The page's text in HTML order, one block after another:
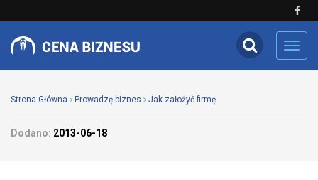
Strona Główna Prowadzę biznes Jak założyć firmę
Dodano: 2013-06-18